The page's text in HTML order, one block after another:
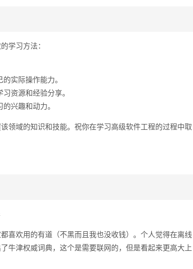
学习方法：
实际操作能力。
资源和经验分享。
兴趣和动力。
领域的知识和技能。祝你在学习高级软件工程的过程中取
喜欢用的有道（不黑而且我也没收钱）。个人觉得在离线
牛津权威词典，这个是需要联网的，但是看起来更高大上